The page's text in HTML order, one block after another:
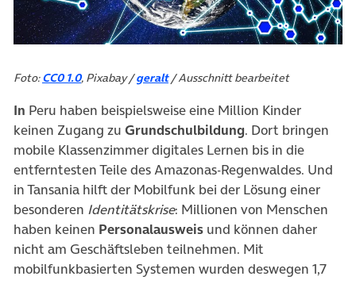
Foto:CC0 1.0, Pixabay /geralt/ Ausschnitt bearbeitet
In Peru haben beispielsweise eine Million Kinder
keinen Zugang zu Grundschulbildung. Dort bringen
mobile Klassenzimmer digitales Lernen bis in die
entferntesten Teile des Amazonas-Regenwaldes. Und
in Tansania hilft der Mobilfunk bei der Lösung einer
besonderen Identitätskrise: Millionen von Menschen
haben keinen Personalausweis und können daher
nicht am Geschäftsleben teilnehmen. Mit
mobilfunkbasierten Systemen wurden deswegen 1,7